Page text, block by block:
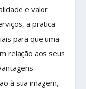
e valor
a prática
para que uma
relação aos seus
à sua imagem,